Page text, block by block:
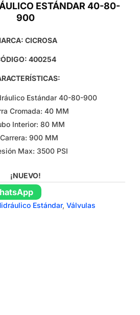
ESTÁNDAR 40-80-
900
CICROSA
400254
Estándar 40-80-900
Cromada: 40 MM
Interior: 80 MM
Carrera: 900 MM
Max: 3500 PSI
¡NUEVO!
Estándar,Válvulas